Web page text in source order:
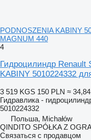
PODNOSZENIA KABINY
MAGNUM 440
4
Гидроцилиндр Renault
KABINY 5010224332
3 519 KGS 150 PLN ≈
Гидравлика -
5010224332
Польша, Michałów
QINDITO SPÓŁKA Z
Связаться с продавцом